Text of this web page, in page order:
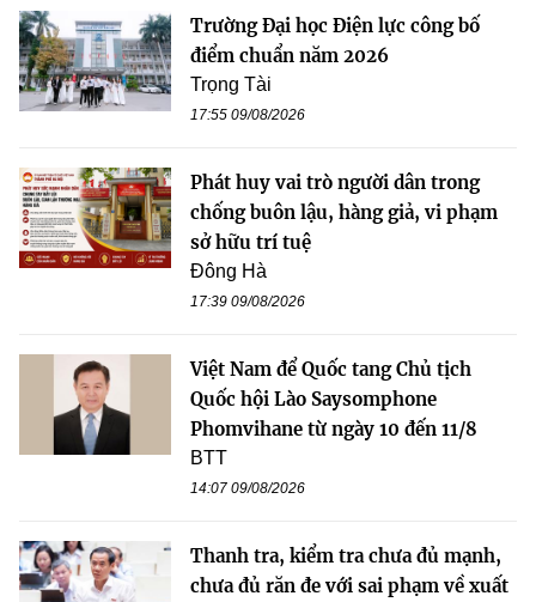
Trường Đại học Điện lực công bố
điểm chuẩn năm 2026
Trọng Tài
17:55 09/08/2026
Phát huy vai trò người dân trong
chống buôn lậu, hàng giả, vi phạm
sở hữu trí tuệ
Đông Hà
17:39 09/08/2026
Việt Nam để Quốc tang Chủ tịch
Quốc hội Lào Saysomphone
Phomvihane từ ngày 10 đến 11/8
BTT
14:07 09/08/2026
Thanh tra, kiểm tra chưa đủ mạnh,
chưa đủ răn đe với sai phạm về xuất